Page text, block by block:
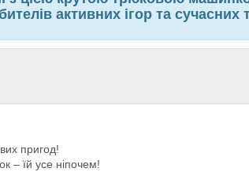
активних ігор та сучасних
пригод!
– їй усе ніпочем!